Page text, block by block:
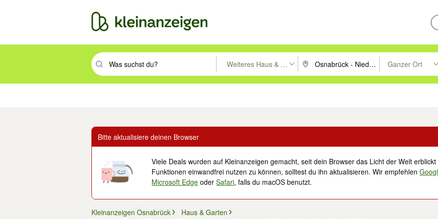
Suchbegriff eingeben. Eingabetaste drücken um zu suchen, oder Vorschläge mit den Pfeiltasten nach oben/
Weiteres Haus & Garten PLZ oder Ort eingeben. Eingabetaste
Ganzer Ort
Suche im
Bitte aktualisiere deinen Browser
Viele Deals wurden auf Kleinanzeigen gemacht, seit dein Browser das Licht der Welt
Funktionen einwandfrei nutzen zu können, solltest du ihn aktualisieren. Wir empfehlen
Microsoft Edge oderSafari, falls du macOS benutzt.
Kleinanzeigen Osnabrück
Haus & Garten